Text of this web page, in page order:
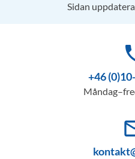
Sidan
+46